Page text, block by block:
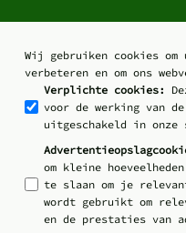
Wij gebruiken cookies
verbeteren en om ons
Verplichte cookies:
voor de werking van
uitgeschakeld in onze
om kleine
te slaan om je
wordt gebruikt om
en de prestaties van